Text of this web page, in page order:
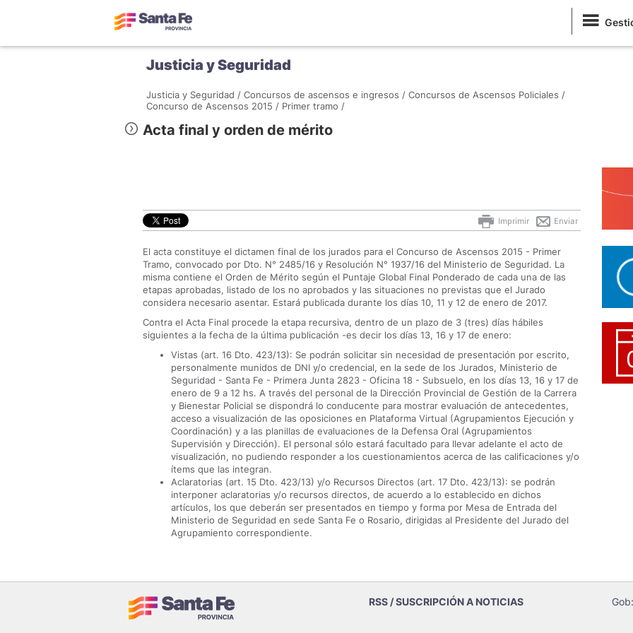
Justicia y Seguridad
Justicia y Seguridad / Concursos de ascensos e ingresos / Concursos de Ascensos Policiales /
Concurso de Ascensos 2015 / Primer tramo /
Acta final y orden de mérito
Enviar
Imprimir
El acta constituye el dictamen final de los jurados para el Concurso de Ascensos 2015 - Primer
Tramo, convocado por Dto. N° 2485/16 y Resolución N° 1937/16 del Ministerio de Seguridad. La
misma contiene el Orden de Mérito según el Puntaje Global Final Ponderado de cada una de las
etapas aprobadas, listado de los no aprobados y las situaciones no previstas que el Jurado
considera necesario asentar. Estará publicada durante los días 10, 11 y 12 de enero de 2017.
Contra el Acta Final procede la etapa recursiva, dentro de un plazo de 3 (tres) días hábiles
siguientes a la fecha de la última publicación -es decir los días 13, 16 y 17 de enero:
Vistas (art. 16 Dto. 423/13): Se podrán solicitar sin necesidad de presentación por escrito,
personalmente munidos de DNI y/o credencial, en la sede de los Jurados, Ministerio de
Seguridad - Santa Fe - Primera Junta 2823 - Oficina 18 - Subsuelo, en los días 13, 16 y 17 de
enero de 9 a 12 hs. A través del personal de la Dirección Provincial de Gestión de la Carrera
y Bienestar Policial se dispondrá lo conducente para mostrar evaluación de antecedentes,
acceso a visualización de las oposiciones en Plataforma Virtual (Agrupamientos Ejecución y
Coordinación) y a las planillas de evaluaciones de la Defensa Oral (Agrupamientos
Supervisión y Dirección). El personal sólo estará facultado para llevar adelante el acto de
visualización, no pudiendo responder a los cuestionamientos acerca de las calificaciones y/o
ítems que las integran.
Aclaratorias (art. 15 Dto. 423/13) y/o Recursos Directos (art. 17 Dto. 423/13): se podrán
interponer aclaratorias y/o recursos directos, de acuerdo a lo establecido en dichos
artículos, los que deberán ser presentados en tiempo y forma por Mesa de Entrada del
Ministerio de Seguridad en sede Santa Fe o Rosario, dirigidas al Presidente del Jurado del
Agrupamiento correspondiente.
RSS / SUSCRIPCIÓN A NOTICIAS